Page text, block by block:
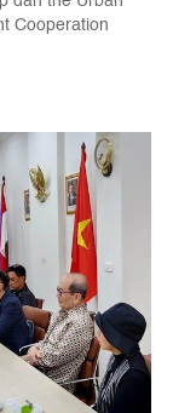
Cooperation